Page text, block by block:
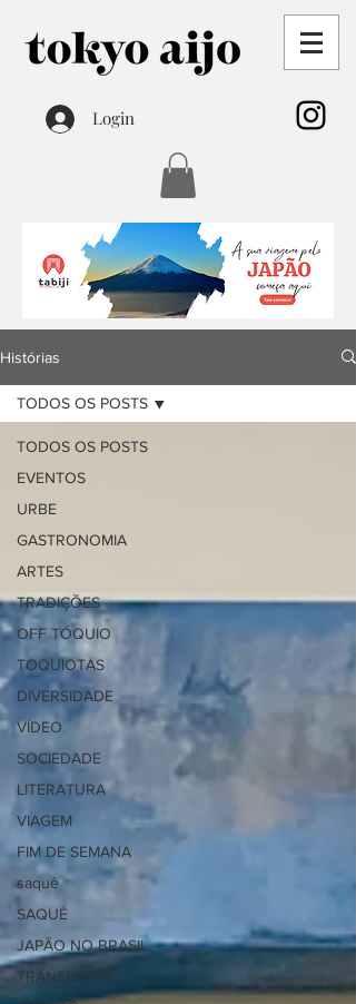
Login
Histórias
TODOS OS POSTS
EVENTOS
URBE
GASTRONOMIA
ARTES
TRADIÇÕES
OFF TÓQUIO
TOQUIOTAS
DIVERSIDADE
VÍDEO
SOCIEDADE
LITERATURA
VIAGEM
FIM DE SEMANA
saquê
SAQUÊ
JAPÃO NO BRASIL
TRANSPORTE
TODOS OS POSTS